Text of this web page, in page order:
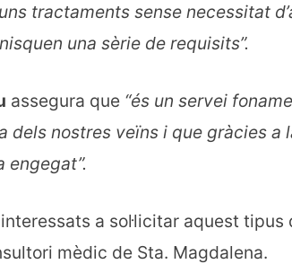
tractaments sense necessitat
una sèrie de requisits”.
assegura que “és un servei
dels nostres veïns i que gràcies
engegat”.
a sol·licitar aquest
mèdic de Sta. Magdalena.